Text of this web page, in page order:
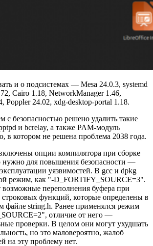
и о подсистемах — Mesa 24.0.3, systemd
Cairo 1.18, NetworkManager 1.46,
Poppler 24.02, xdg-desktop-portal 1.18.
с безопасностью решено удалить такие
и bcrelay, а также PAM-модуль
в котором не решена проблема 2038 года.
опции компилятора при сборке
нужно для повышения безопасности —
уязвимостей. В gcc и dpkg
режим, как "-D_FORTIFY_SOURCE=3".
переполнения буфера при
функций, которые определены в
файле string.h. Ранее применялся режим
отличие от него —
проверки. В целом они могут ухудшать
но это маловероятно, жалоб
на эту проблему нет.